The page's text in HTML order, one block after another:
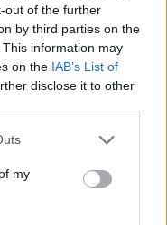
out of the further
by third parties on the
This information may
on the IAB’s List of
disclose it to other
one or more Google
You may click to
third-party tags to
in below Google
my